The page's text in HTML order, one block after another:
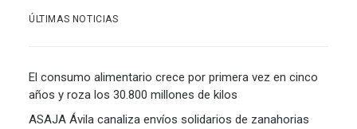
ÚLTIMAS NOTICIAS
El consumo alimentario crece por primera vez en cinco
años y roza los 30.800 millones de kilos
ASAJA Ávila canaliza envíos solidarios de zanahorias